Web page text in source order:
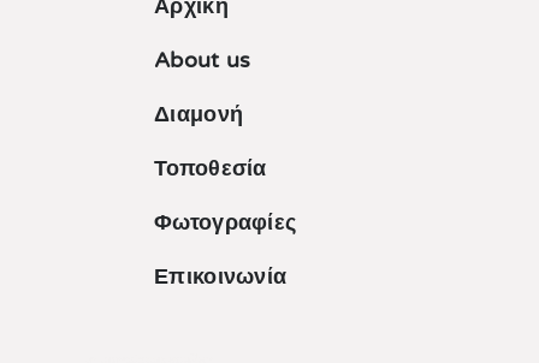
Αρχική
About us
Διαμονή
Τοποθεσία
Φωτογραφίες
Επικοινωνία